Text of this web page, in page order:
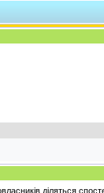
діляться